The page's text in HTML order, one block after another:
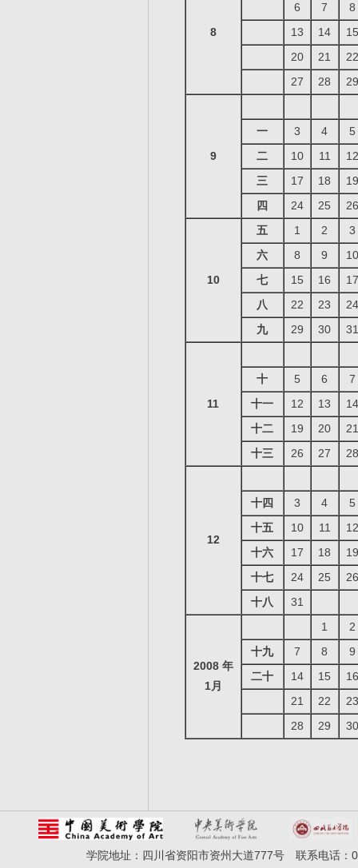
8
6
7
8
13
14
15
20
21
22
27
28 29
9
一 3 4
5
二
10 11
12
三
17 18
19
四
24 25 26
10
五 1 2
3
六
8 9
10
七
15 16
17
八
22 23
24
九
29 30 31
11
十 5 6
7
十一
12 13
14
十二
19 20
21
十三
26 27 28
12
十四 3 4
5
十五
10 11
12
十六
17 18
19
十七
24 25
26
十八
31
2008 年
1月
1
2
十九
7 8
9
二十
14 15
16
21
22
23
28
29 30
学院地址：四川省资阳市资州大道777号 联系电话：